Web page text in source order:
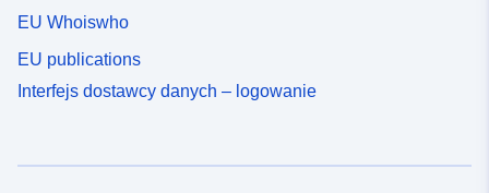
EU Whoiswho
EU publications
Interfejs dostawcy danych – logowanie